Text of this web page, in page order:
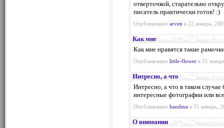
отверточкой, старательно
писатель практически готов! :)
Опубликовано arven в 22 январь,
Как мне
Как мне нравятся такие
Опубликовано little-flower в 31
Интресно, а что
Интресно, а что в таком
интересные фотографии или
Опубликовано handma в 31 январь,
О внимании